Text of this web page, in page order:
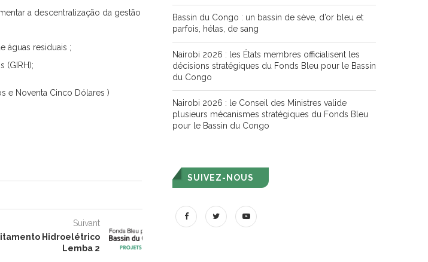
a descentralização da gestão
águas residuais ;
(GIRH);
e Noventa Cinco Dólares )
Suivant
Hidroelétrico
Lemba 2
Bassin du Congo : un bassin de sève, d’or bleu et
parfois, hélas, de sang
Nairobi 2026 : les États membres officialisent les
décisions stratégiques du Fonds Bleu pour le Bassin
du Congo
Nairobi 2026 : le Conseil des Ministres valide
plusieurs mécanismes stratégiques du Fonds Bleu
pour le Bassin du Congo
SUIVEZ-NOUS